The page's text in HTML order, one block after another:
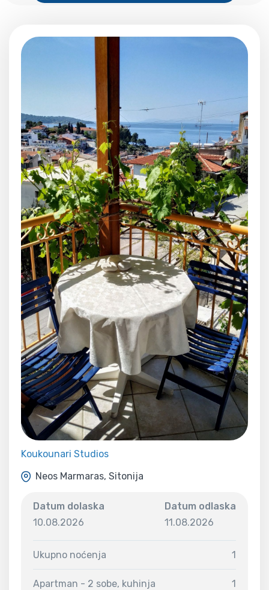
Koukounari Studios
Neos Marmaras, Sitonija
Datum dolaska
10.08.2026
Datum odlaska
11.08.2026
Ukupno noćenja 1
Apartman - 2 sobe, kuhinja 1